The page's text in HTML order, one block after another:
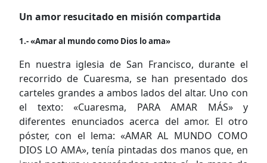
Un amor resucitado en misión compartida
1.- «Amar al mundo como Dios lo ama»
En nuestra iglesia de San Francisco, durante el
recorrido de Cuaresma, se han presentado dos
carteles grandes a ambos lados del altar. Uno con
el texto: «Cuaresma, PARA AMAR MÁS» y
diferentes enunciados acerca del amor. El otro
póster, con el lema: «AMAR AL MUNDO COMO
DIOS LO AMA», tenía pintadas dos manos que, en